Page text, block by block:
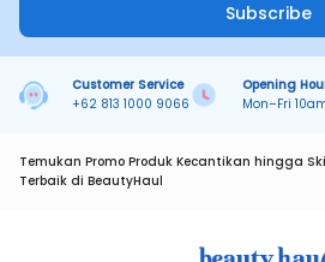
Subscribe
Customer Service
+62 813 1000 9066
Opening
Mon–Fri
Temukan Promo Produk Kecantikan hingga
Terbaik di BeautyHaul